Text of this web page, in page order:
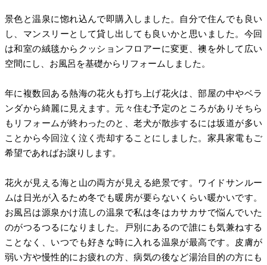
景色と温泉に惚れ込んで即購入しました。自分で住んでも良い
し、マンスリーとして貸し出しても良いかと思いました。今回
は和室の絨毯からクッションフロアーに変更、襖を外して広い
空間にし、お風呂を基礎からリフォームしました。
年に複数回ある熱海の花火も打ち上げ花火は、部屋の中やベラ
ンダから綺麗に見えます。元々住む予定のところがありそちら
もリフォームが終わったのと、老犬が散歩するには坂道が多い
ことから今回泣く泣く売却することにしました。家具家電もご
希望であればお譲りします。
花火が見える海と山の両方が見える絶景です。ワイドサンルー
ムは日光が入るため冬でも暖房が要らないくらい暖かいです。
お風呂は源泉かけ流しの温泉で私は冬はカサカサで悩んでいた
のがつるつるになりました。戸別にあるので誰にも気兼ねする
ことなく、いつでも好きな時に入れる温泉が最高です。皮膚が
弱い方や慢性的にお疲れの方、病気の後など湯治目的の方にも